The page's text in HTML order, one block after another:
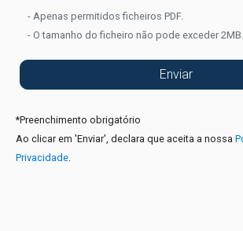
- Apenas permitidos ficheiros PDF.
- O tamanho do ficheiro não pode exceder 2MB.
*Preenchimento obrigatório
Ao clicar em 'Enviar', declara que aceita a nossa
Privacidade